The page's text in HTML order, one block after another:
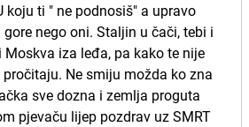
koju ti " ne podnosiš" a upravo
nego oni. Staljin u čači, tebi i
Moskva iza leđa, pa kako te nije
Ne smiju možda ko zna
sve dozna i zemlja proguta
pjevaču lijep pozdrav uz SMRT